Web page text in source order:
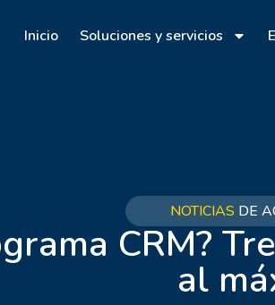
Inicio Soluciones y servicios
NOTICIAS DE
CRM?
al